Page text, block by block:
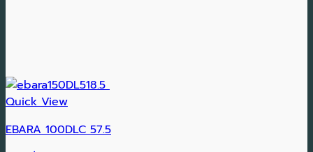
Quick View
EBARA 100DLC 57.5